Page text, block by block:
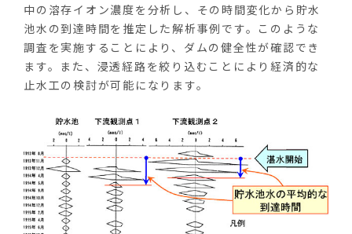
中の溶存イオン濃度を分析し、その時間変化から貯水
池水の到達時間を推定した解析事例です。このような
調査を実施することにより、ダムの健全性が確認でき
ます。また、浸透経路を絞り込むことにより経済的な
止水工の検討が可能になります。